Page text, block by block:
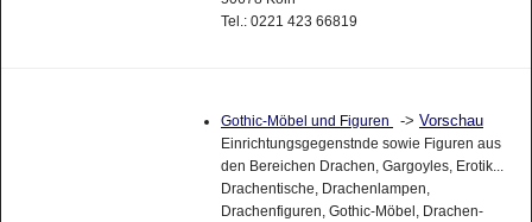
Tel.: 0221 423 66819
Gothic-Möbel und Figuren -> Vorschau
Einrichtungsgegenstnde sowie Figuren aus
den Bereichen Drachen, Gargoyles, Erotik...
Drachentische, Drachenlampen,
Drachenfiguren, Gothic-Möbel, Drachen-